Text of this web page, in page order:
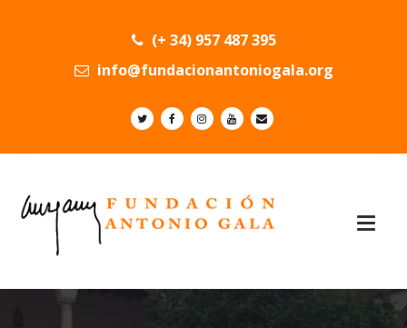
(+ 34) 957 487 395
info@fundacionantoniogala.org